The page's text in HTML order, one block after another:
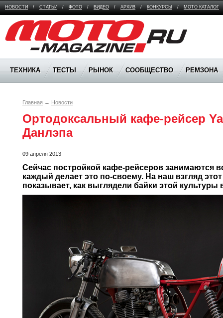
НОВОСТИ / СТАТЬИ / ФОТО / ВИДЕО / АРХИВ / КОНКУРСЫ / МОТО КАТАЛОГ
Moto Magazine
ТЕХНИКА ТЕСТЫ РЫНОК СООБЩЕСТВО РЕМЗОНА
Главная → Новости
Ортодоксальный кафе-рейсер
Данлэпа
09 апреля 2013
Сейчас постройкой кафе-рейсеров занимаются
каждый делает это по-своему. На наш взгляд
показывает, как выглядели байки этой культуры